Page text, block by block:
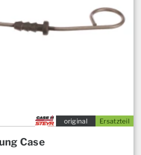
Ersatzteil
original
Case